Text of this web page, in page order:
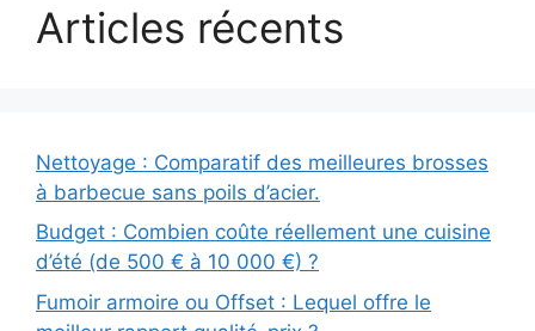
Articles récents
Nettoyage : Comparatif des meilleures brosses
à barbecue sans poils d’acier.
Budget : Combien coûte réellement une cuisine
d’été (de 500 € à 10 000 €) ?
Fumoir armoire ou Offset : Lequel offre le